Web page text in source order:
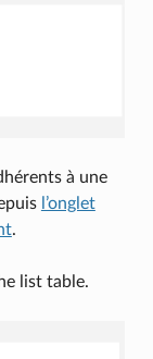
à une
l’onglet
.
list table.